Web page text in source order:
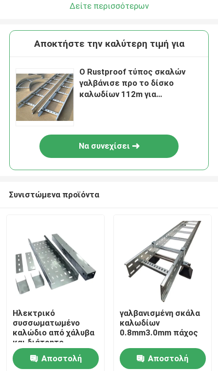
Προϊόντα
Βίντεο
Δείτε περισσότερων
Αποκτήστε την καλύτερη τιμή για
Ο Rustproof τύπος σκαλών
γαλβάνισε προ το δίσκο
καλωδίων 112m για
Να συνεχίσει
Συνιστώμενα προϊόντα
Ηλεκτρικό
συσσωματωμένο
καλώδιο από χάλυβα
και διάτρητο
καλώδιο για σύστημα
διαχείρισηςΑποστολή
γαλβανισμένη σκάλα
καλωδίων
0.8mm3.0mm πάχος
Αποστολή